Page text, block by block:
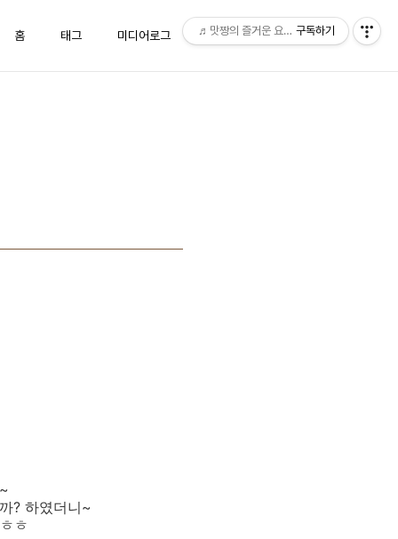
홈 태그 미디어로그 위치로그 방명록
? 하였더니~
ㅎ
♬맛짱의 즐거운 요리시간♬
구독하기